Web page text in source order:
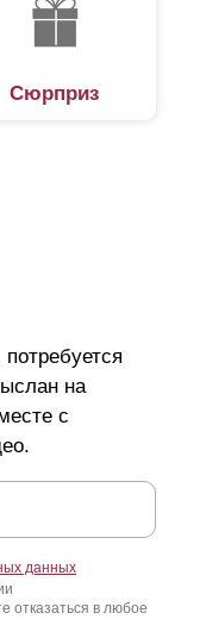
Сюрприз
на
с
данных
отказаться в любое